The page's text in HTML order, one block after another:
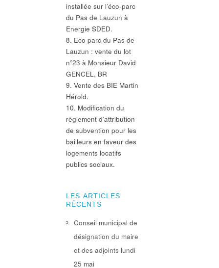
installée sur l’éco-parc
du Pas de Lauzun à
Energie SDED.
8. Eco parc du Pas de
Lauzun : vente du lot
n°23 à Monsieur David
GENCEL, BR
9. Vente des BIE Martin
Hérold.
10. Modification du
règlement d’attribution
de subvention pour les
bailleurs en faveur des
logements locatifs
publics sociaux.
LES ARTICLES
RÉCENTS
Conseil municipal de
désignation du maire
et des adjoints lundi
25 mai